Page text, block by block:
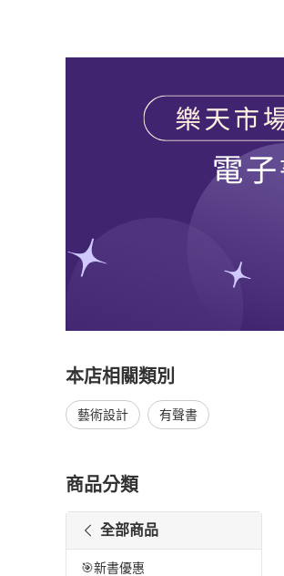
本店相關類別
藝術設計 有聲書
商品分類
全部商品
🎯新書優惠